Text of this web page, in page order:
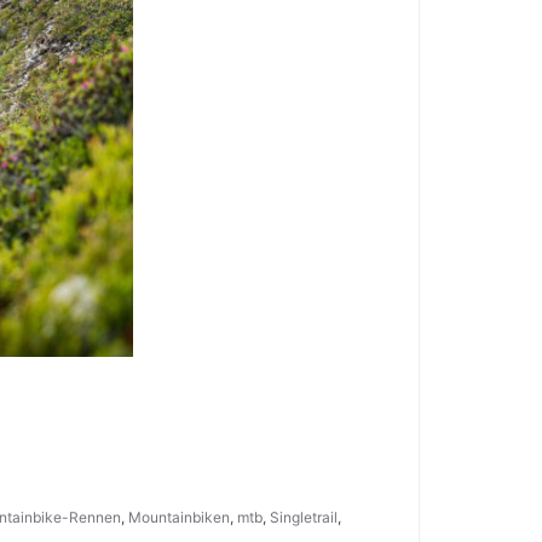
Rennen, Mountainbiken, mtb, Singletrail,